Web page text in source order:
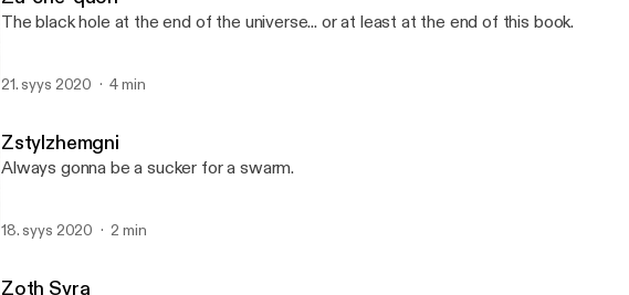
The black hole at the end of the universe... or at least at the end of this book.
21. syys 2020 4 min
Zstylzhemgni
Always gonna be a sucker for a swarm.
18. syys 2020 2 min
Zoth Syra